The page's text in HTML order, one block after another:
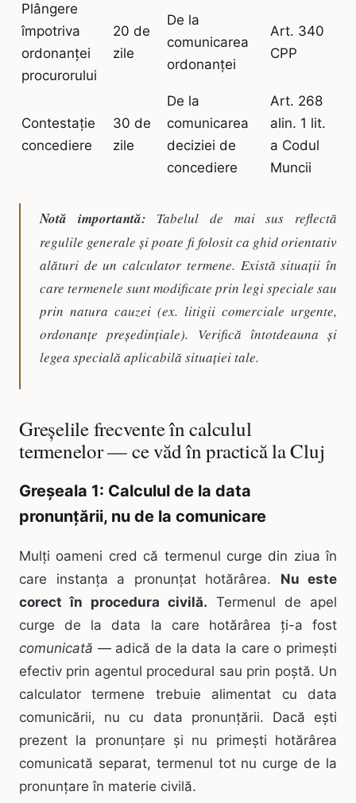
Plângere
împotriva
ordonanței
procurorului
20 de
zile
De la
comunicarea
ordonanței
Art. 340
CPP
Contestație
concediere
30 de
zile
De la
comunicarea
deciziei de
concediere
Art. 268
alin. 1 lit.
a Codul
Muncii
Notă importantă: Tabelul de mai sus reflectă
regulile generale și poate fi folosit ca ghid orientativ
alături de un calculator termene. Există situații în
care termenele sunt modificate prin legi speciale sau
prin natura cauzei (ex. litigii comerciale urgente,
ordonanțe președințiale). Verifică întotdeauna și
legea specială aplicabilă situației tale.
Greșelile frecvente în calculul
termenelor — ce văd în practică la Cluj
Greșeala 1: Calculul de la data
pronunțării, nu de la comunicare
Mulți oameni cred că termenul curge din ziua în
care instanța a pronunțat hotărârea. Nu este
corect în procedura civilă. Termenul de apel
curge de la data la care hotărârea ți-a fost
comunicată — adică de la data la care o primești
efectiv prin agentul procedural sau prin poștă. Un
calculator termene trebuie alimentat cu data
comunicării, nu cu data pronunțării. Dacă ești
prezent la pronunțare și nu primești hotărârea
comunicată separat, termenul tot nu curge de la
pronunțare în materie civilă.